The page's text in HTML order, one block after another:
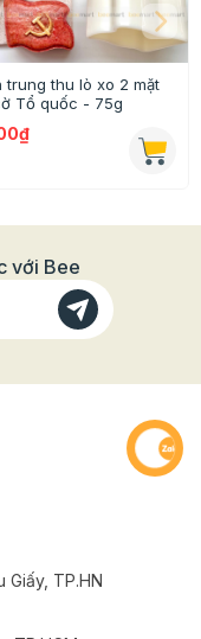
trung thu lò xo 2 mặt
Tổ quốc - 75g
với Bee
Giấy, TP.HN